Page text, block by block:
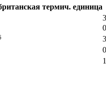
термич. единица
1